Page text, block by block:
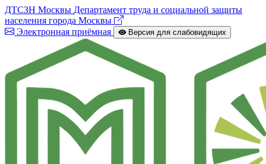
ДТСЗН Москвы Департамент труда и социальной защиты
населения города Москвы
Электронная приёмная
Версия для слабовидящих